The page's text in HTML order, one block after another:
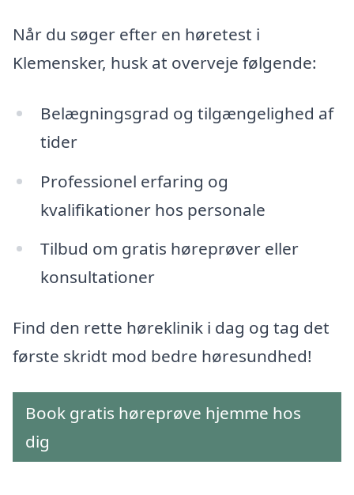
Når du søger efter en høretest i
Klemensker, husk at overveje følgende:
Belægningsgrad og tilgængelighed af
tider
Professionel erfaring og
kvalifikationer hos personale
Tilbud om gratis høreprøver eller
konsultationer
Find den rette høreklinik i dag og tag det
første skridt mod bedre høresundhed!
Book gratis høreprøve hjemme hos
dig